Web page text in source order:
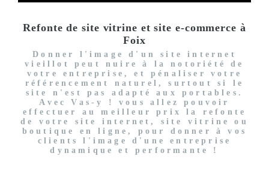
Refonte de site vitrine et site e-commerce à
Foix
Donner l'image d'un site internet
vieillot peut nuire à la notoriété de
votre entreprise, et pénaliser votre
référencement naturel, surtout si le
site n'est pas adapté aux portables.
Avec Vas-y ! vous allez pouvoir
effectuer au meilleur prix la refonte
de votre site internet, site vitrine ou
boutique en ligne, pour donner à vos
clients l'image d'une entreprise
dynamique et performante !